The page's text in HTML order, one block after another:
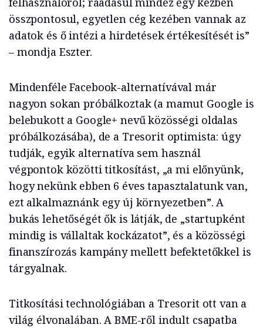
összpontosul, egyetlen cég kezében vannak az
adatok és ő intézi a hirdetések értékesítését is”
– mondja Eszter.
Mindenféle Facebook-alternatívával már
nagyon sokan próbálkoztak (a mamut Google is
belebukott a Google+ nevű közösségi oldalas
próbálkozásába), de a Tresorit optimista: úgy
tudják, egyik alternatíva sem használ
végpontok közötti titkosítást, „a mi előnyünk,
hogy nekünk ebben 6 éves tapasztalatunk van,
ezt alkalmaznánk egy új környezetben”. A
bukás lehetőségét ők is látják, de „startupként
mindig is vállaltak kockázatot”, és a közösségi
finanszírozás kampány mellett befektetőkkel is
tárgyalnak.
Titkosítási technológiában a Tresorit ott van a
világ élvonalában. A BME-ről indult csapatba